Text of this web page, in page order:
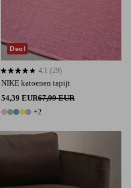
NIKE katoenen tapijt
54,39 EUR67,99 EUR
7 kleuren
+2
4,1 op basis van 29 beoordelingen
4,1 (29)
Deal